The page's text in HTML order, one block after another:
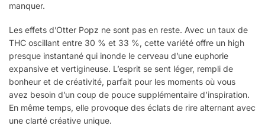
manquer.
Les effets d’Otter Popz ne sont pas en reste. Avec un taux de
THC oscillant entre 30 % et 33 %, cette variété offre un high
presque instantané qui inonde le cerveau d’une euphorie
expansive et vertigineuse. L’esprit se sent léger, rempli de
bonheur et de créativité, parfait pour les moments où vous
avez besoin d’un coup de pouce supplémentaire d’inspiration.
En même temps, elle provoque des éclats de rire alternant avec
une clarté créative unique.